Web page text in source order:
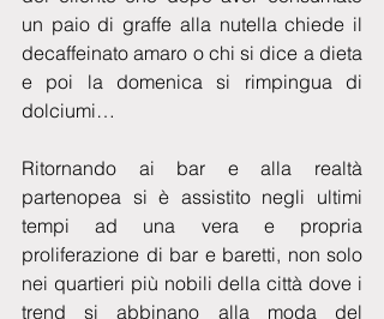
un paio di graffe alla nutella chiede il
decaffeinato amaro o chi si dice a dieta
e poi la domenica si rimpingua di
dolciumi…
Ritornando ai bar e alla realtà
partenopea si è assistito negli ultimi
tempi ad una vera e propria
proliferazione di bar e baretti, non solo
nei quartieri più nobili della città dove i
trend si abbinano alla moda del